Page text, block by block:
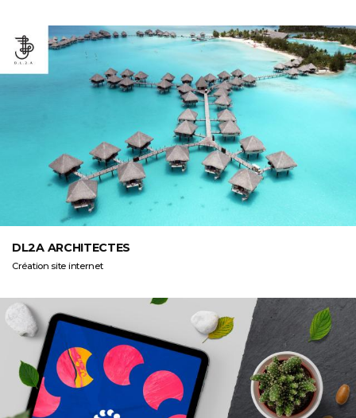
DL2A ARCHITECTES
Création site internet